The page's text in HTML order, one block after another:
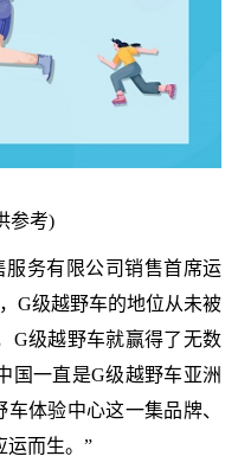
参考)
务有限公司销售首席运
G级越野车的地位从未被
G级越野车就赢得了无数
国一直是G级越野车亚洲
体验中心这一集品牌、
运而生。”